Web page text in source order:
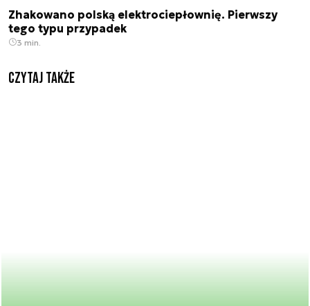
Zhakowano polską elektrociepłownię. Pierwszy
tego typu przypadek
3 min.
Czytaj także